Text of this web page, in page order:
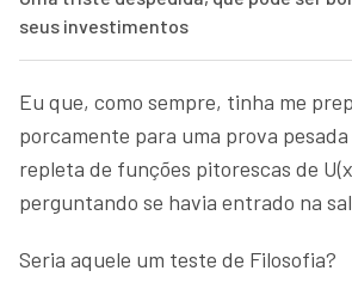
seus investimentos
Eu que, como sempre, tinha me
porcamente para uma prova
repleta de funções pitorescas de
perguntando se havia entrado na
Seria aquele um teste de Filosofia?